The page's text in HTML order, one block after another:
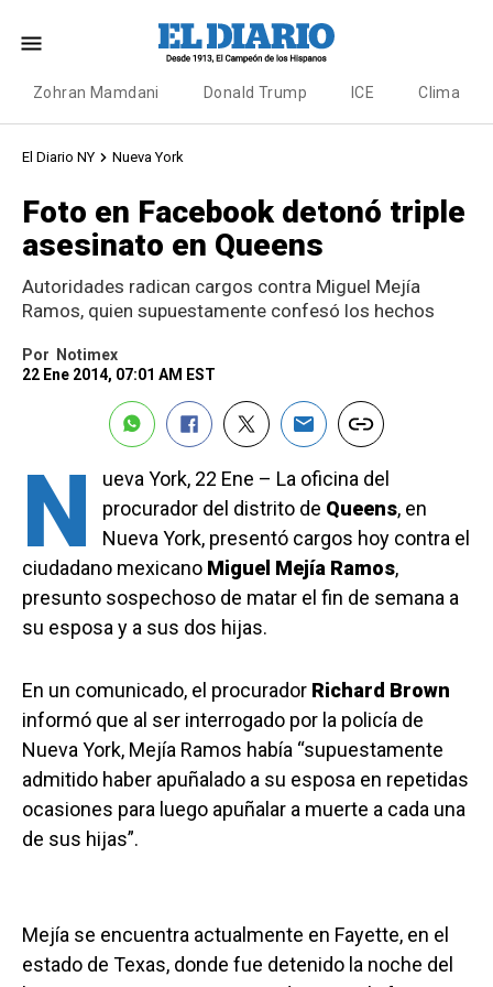
Zohran Mamdani Donald Trump ICE Clima
El Diario NY Nueva York
Foto en Facebook detonó triple
asesinato en Queens
Autoridades radican cargos contra Miguel Mejía
Ramos, quien supuestamente confesó los hechos
Por
Notimex
22 Ene 2014, 07:01 AM EST
N
ueva York, 22 Ene – La oficina del
procurador del distrito de Queens, en
Nueva York, presentó cargos hoy contra el
ciudadano mexicano Miguel Mejía Ramos,
presunto sospechoso de matar el fin de semana a
su esposa y a sus dos hijas.
En un comunicado, el procurador Richard Brown
informó que al ser interrogado por la policía de
Nueva York, Mejía Ramos había “supuestamente
admitido haber apuñalado a su esposa en repetidas
ocasiones para luego apuñalar a muerte a cada una
de sus hijas”.
Mejía se encuentra actualmente en Fayette, en el
estado de Texas, donde fue detenido la noche del